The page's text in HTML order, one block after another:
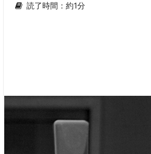
読了時間：約1分